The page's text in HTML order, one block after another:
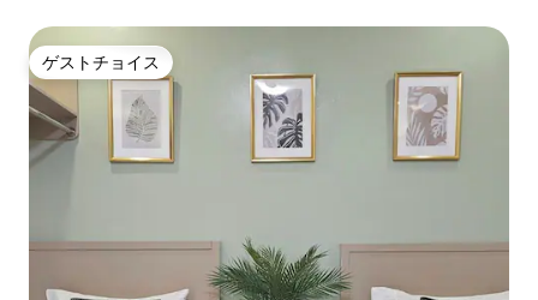
ゲストチョイス
ゲストチョイス